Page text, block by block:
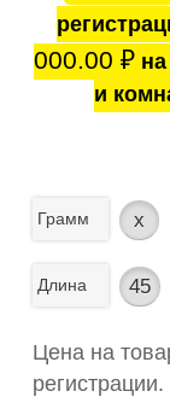
000.00 ₽на
и
Грамм x
Длина 45
Цена на
регистрации.